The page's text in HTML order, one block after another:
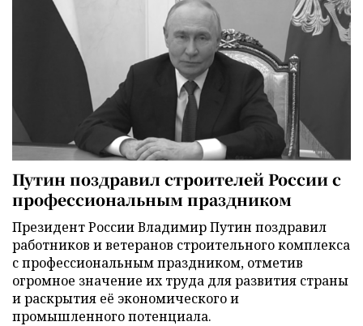
Путин поздравил строителей России с
профессиональным праздником
Президент России Владимир Путин поздравил
работников и ветеранов строительного комплекса
с профессиональным праздником, отметив
огромное значение их труда для развития страны
и раскрытия её экономического и
промышленного потенциала.